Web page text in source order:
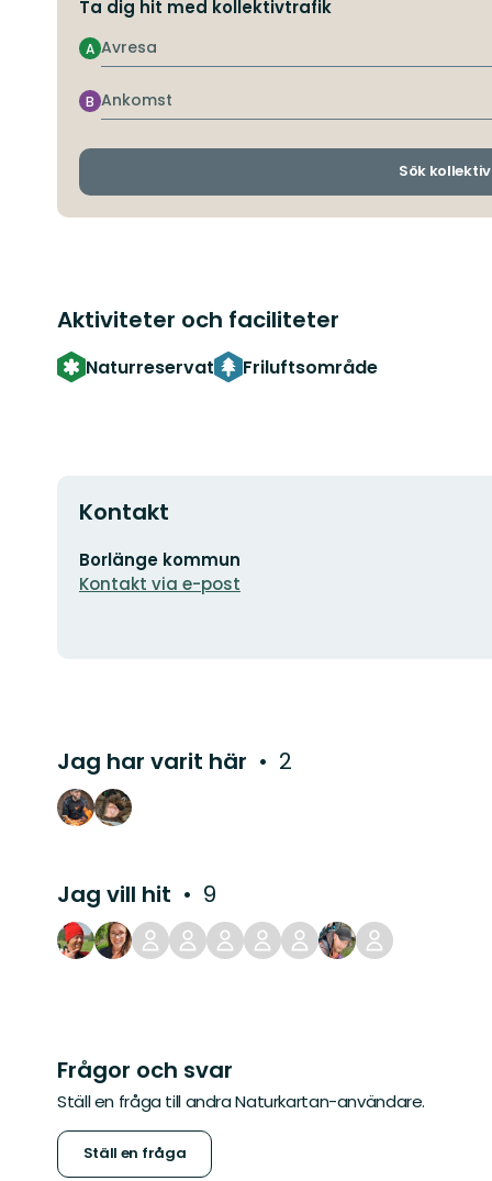
Ta dig hit med kollektivtrafik
Avresa
A
Ankomst
B
Sök
Aktiviteter och faciliteter
Naturreservat Friluftsområde
Kontakt
E-
postadress
Borlänge kommun
Kontakt via e-post
Jag har varit här 2
Jag vill hit 9
Frågor och svar
Ställ en fråga till andra Naturkartan-användare.
Ställ en fråga